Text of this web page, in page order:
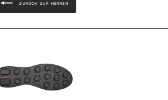
ZURÜCK ZUR HERREN